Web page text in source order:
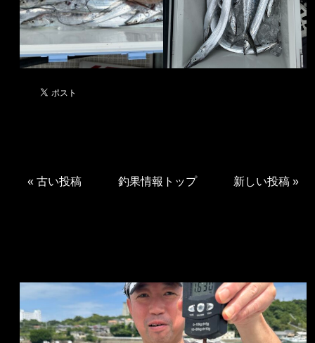
«古い投稿 釣果情報トップ 新しい投稿 »